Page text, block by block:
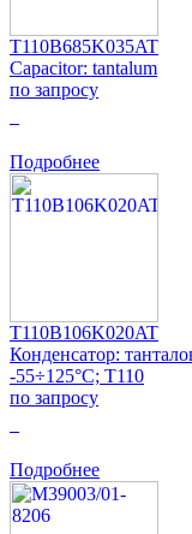
T110B685K035AT
Capacitor: tantalum
по запросу
Подробнее
T110B106K020AT
Конденсатор:
-55÷125°C; T110
по запросу
Подробнее